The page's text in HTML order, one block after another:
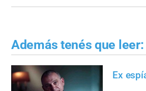
Además tenés que leer:
Ex